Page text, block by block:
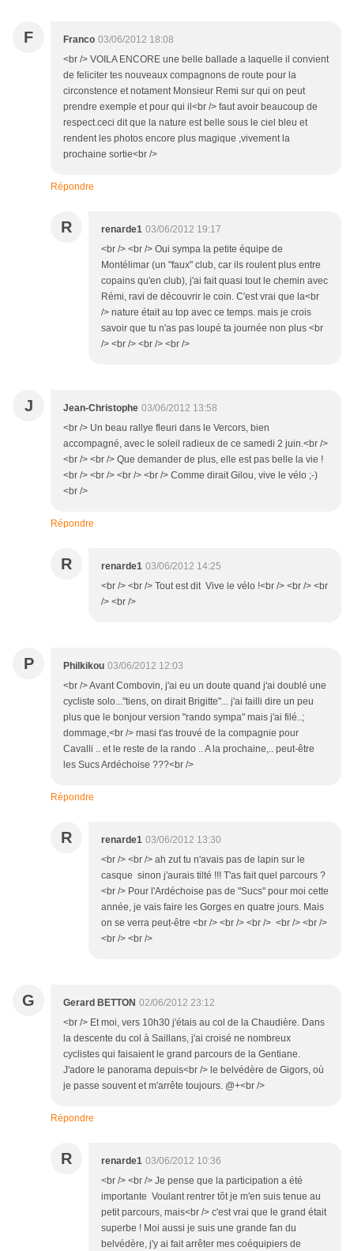
F Franco 03/06/2012 18:08
<br /> VOILA ENCORE une belle ballade a laquelle il convient
de feliciter tes nouveaux compagnons de route pour la
circonstence et notament Monsieur Remi sur qui on peut
prendre exemple et pour qui il<br /> faut avoir beaucoup de
respect.ceci dit que la nature est belle sous le ciel bleu et
rendent les photos encore plus magique ,vivement la
prochaine sortie<br />
Répondre
R renarde1 03/06/2012 19:17
<br /> <br /> Oui sympa la petite équipe de
Montélimar (un "faux" club, car ils roulent plus entre
copains qu'en club), j'ai fait quasi tout le chemin avec
Rémi, ravi de découvrir le coin. C'est vrai que la<br
/> nature était au top avec ce temps. mais je crois
savoir que tu n'as pas loupé ta journée non plus <br
/> <br /> <br /> <br />
J Jean-Christophe 03/06/2012 13:58
<br /> Un beau rallye fleuri dans le Vercors, bien
accompagné, avec le soleil radieux de ce samedi 2 juin.<br />
<br /> <br /> Que demander de plus, elle est pas belle la vie !
<br /> <br /> <br /> <br /> Comme dirait Gilou, vive le vélo ;-)
<br />
Répondre
R renarde1 03/06/2012 14:25
<br /> <br /> Tout est dit Vive le vélo !<br /> <br /> <br
/> <br />
P Philkikou 03/06/2012 12:03
<br /> Avant Combovin, j'ai eu un doute quand j'ai doublé une
cycliste solo..."tiens, on dirait Brigitte"... j'ai failli dire un peu
plus que le bonjour version "rando sympa" mais j'ai filé..;
dommage,<br /> masi t'as trouvé de la compagnie pour
Cavalli .. et le reste de la rando .. A la prochaine,.. peut-être
les Sucs Ardéchoise ???<br />
Répondre
R renarde1 03/06/2012 13:30
<br /> <br /> ah zut tu n'avais pas de lapin sur le
casque sinon j'aurais tilté !!! T'as fait quel parcours ?
<br /> Pour l'Ardéchoise pas de "Sucs" pour moi cette
année, je vais faire les Gorges en quatre jours. Mais
on se verra peut-être <br /> <br /> <br /> <br /> <br />
<br /> <br />
G Gerard BETTON 02/06/2012 23:12
<br /> Et moi, vers 10h30 j'étais au col de la Chaudière. Dans
la descente du col à Saillans, j'ai croisé ne nombreux
cyclistes qui faisaient le grand parcours de la Gentiane.
J'adore le panorama depuis<br /> le belvédère de Gigors, où
je passe souvent et m'arrête toujours. @+<br />
Répondre
R renarde1 03/06/2012 10:36
<br /> <br /> Je pense que la participation a été
importante Voulant rentrer tôt je m'en suis tenue au
petit parcours, mais<br /> c'est vrai que le grand était
superbe ! Moi aussi je suis une grande fan du
belvédère, j'y ai fait arrêter mes coéquipiers de